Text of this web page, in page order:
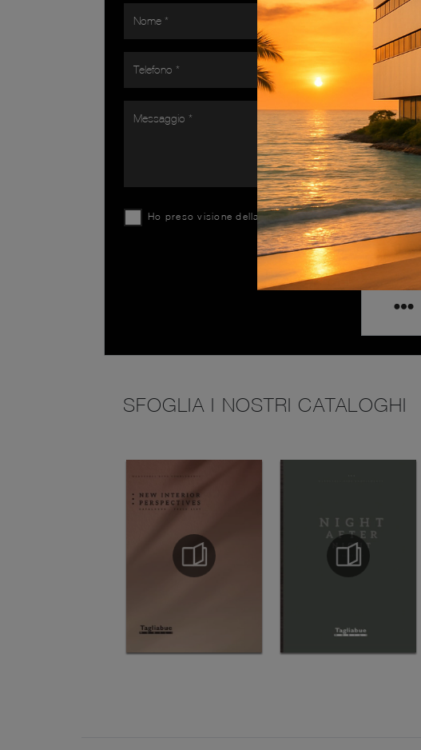
Ho preso visione della Privacy Policy
SFOGLIA I NOSTRI CATALOGHI